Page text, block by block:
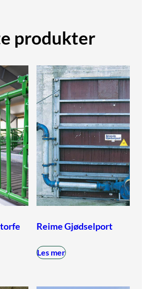
produkter
Reime Gjødselport
Les mer